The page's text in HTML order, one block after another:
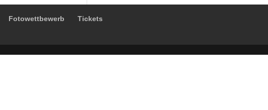
Fotowettbewerb
Tickets